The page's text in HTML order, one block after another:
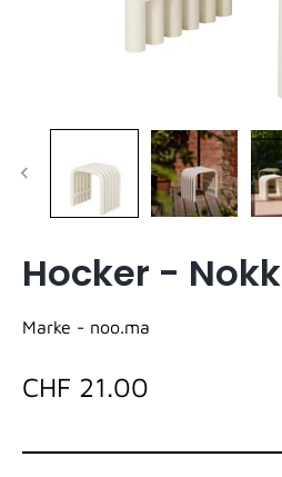
Hocker - Nokk
Marke - noo.ma
CHF 21.00